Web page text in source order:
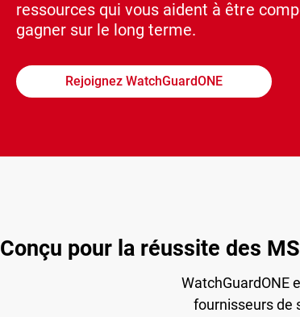
ressources qui vous aident à être
gagner sur le long terme.
Rejoignez WatchGuardONE
Conçu pour la réussite des
WatchGuardONE
fournisseurs de